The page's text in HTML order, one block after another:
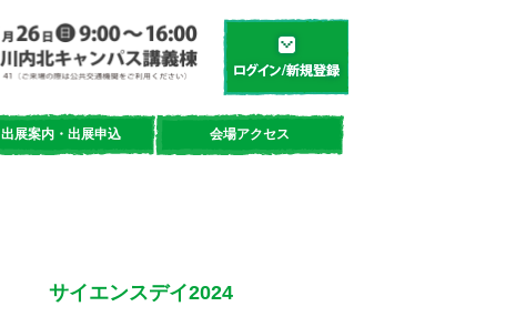
学都「仙台・宮城」サイエンスデイ
出展案内・出展申込 会場アクセス
サイエンスデイ2024